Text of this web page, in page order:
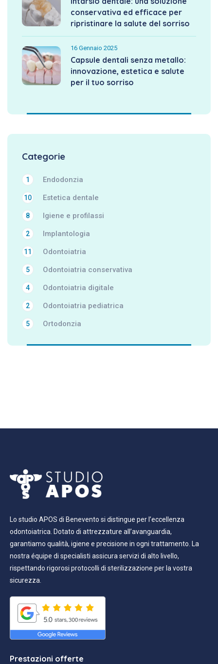
conservativa ed efficace per
ripristinare la salute del sorriso
16 Gennaio 2025
Capsule dentali senza metallo:
innovazione, estetica e salute
per il tuo sorriso
Categorie
Endodonzia
1
Estetica dentale
10
Igiene e profilassi
8
Implantologia
2
Odontoiatria
11
Odontoiatria conservativa
5
Odontoiatria digitale
4
Odontoiatria pediatrica
2
Ortodonzia
5
Lo studio APOS di Benevento si distingue per l’eccellenza
odontoiatrica. Dotato di attrezzature all’avanguardia,
garantiamo qualità, igiene e precisione in ogni trattamento. La
nostra équipe di specialisti assicura servizi di alto livello,
rispettando rigorosi protocolli di sterilizzazione per la vostra
sicurezza.
Prestazioni offerte